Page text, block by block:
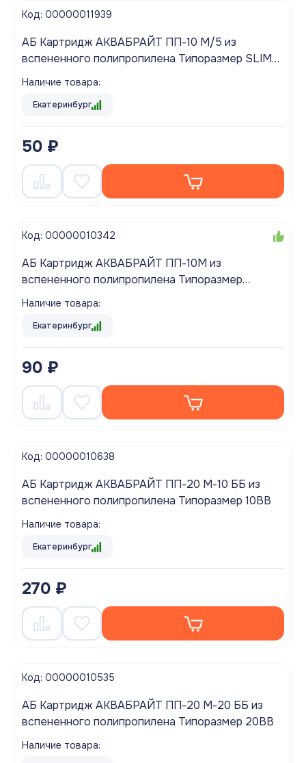
Код: 00000011939
АБ Картридж АКВАБРАЙТ ПП-10 М/5 из
вспененного полипропилена Типоразмер SLIM
5"
Наличие товара:
Екатеринбург
50 ₽
Код: 00000010342
АБ Картридж АКВАБРАЙТ ПП-10М из
вспененного полипропилена Типоразмер
SLIMLINE 10 дюймов
Наличие товара:
Екатеринбург
90 ₽
Код: 00000010638
АБ Картридж АКВАБРАЙТ ПП-20 М-10 ББ из
вспененного полипропилена Типоразмер 10ВВ
Наличие товара:
Екатеринбург
270 ₽
Код: 00000010535
АБ Картридж АКВАБРАЙТ ПП-20 М-20 ББ из
вспененного полипропилена Типоразмер 20ВВ
Наличие товара: